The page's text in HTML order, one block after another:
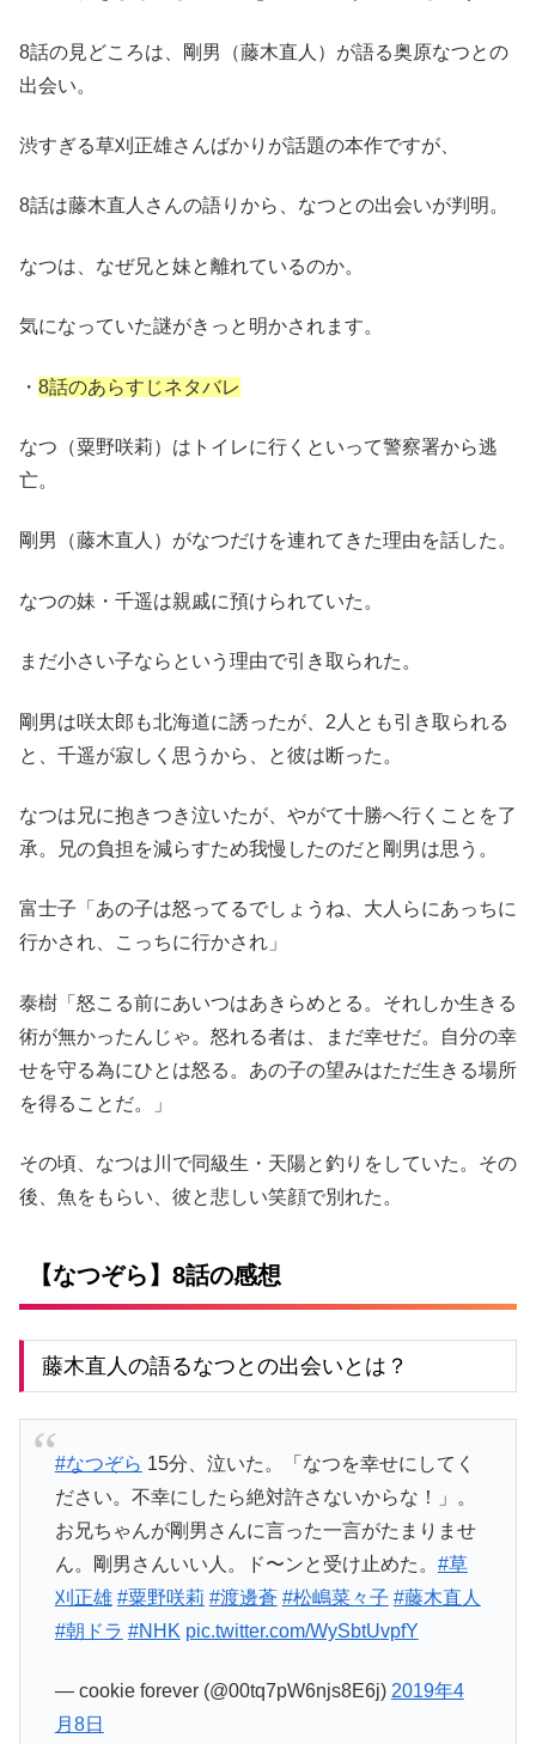
8話の見どころは、剛男（藤木直人）が語る奥原なつとの
出会い。
渋すぎる草刈正雄さんばかりが話題の本作ですが、
8話は藤木直人さんの語りから、なつとの出会いが判明。
なつは、なぜ兄と妹と離れているのか。
気になっていた謎がきっと明かされます。
・ 8話のあらすじネタバレ
なつ（粟野咲莉）はトイレに行くといって警察署から逃
亡。
剛男（藤木直人）がなつだけを連れてきた理由を話した。
なつの妹・千遥は親戚に預けられていた。
まだ小さい子ならという理由で引き取られた。
剛男は咲太郎も北海道に誘ったが、2人とも引き取られる
と、千遥が寂しく思うから、と彼は断った。
なつは兄に抱きつき泣いたが、やがて十勝へ行くことを了
承。兄の負担を減らすため我慢したのだと剛男は思う。
富士子「あの子は怒ってるでしょうね、大人らにあっちに
行かされ、こっちに行かされ」
泰樹「怒こる前にあいつはあきらめとる。それしか生きる
術が無かったんじゃ。怒れる者は、まだ幸せだ。自分の幸
せを守る為にひとは怒る。あの子の望みはただ生きる場所
を得ることだ。」
その頃、なつは川で同級生・天陽と釣りをしていた。その
後、魚をもらい、彼と悲しい笑顔で別れた。
【なつぞら】8話の感想
藤木直人の語るなつとの出会いとは？
#なつぞら 15分、泣いた。「なつを幸せにしてく
ださい。不幸にしたら絶対許さないからな！」。
お兄ちゃんが剛男さんに言った一言がたまりませ
ん。剛男さんいい人。ド〜ンと受け止めた。 #草
刈正雄 #粟野咲莉 #渡邊蒼 #松嶋菜々子 #藤木直人
#朝ドラ #NHK pic.twitter.com/WySbtUvpfY
— cookie forever (@00tq7pW6njs8E6j) 2019年4
月8日